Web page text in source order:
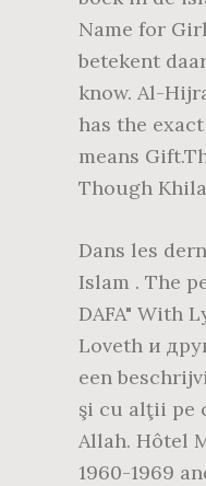
Name for
betekent
know. Al-
has the
means
Though
Dans les
Islam . The
DAFA" With
Loveth и
een
şi cu alţii pe
Allah. Hôtel
1960-1969